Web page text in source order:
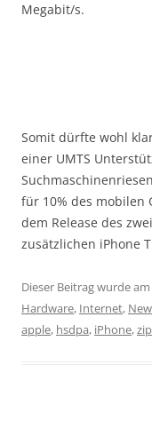
Megabit/s.
Somit dürfte wohl
einer UMTS
für 10% des mobilen
dem Release des
zusätzlichen iPhone
Dieser Beitrag wurde am
Hardware, Internet,
apple, hsdpa, iPhone,